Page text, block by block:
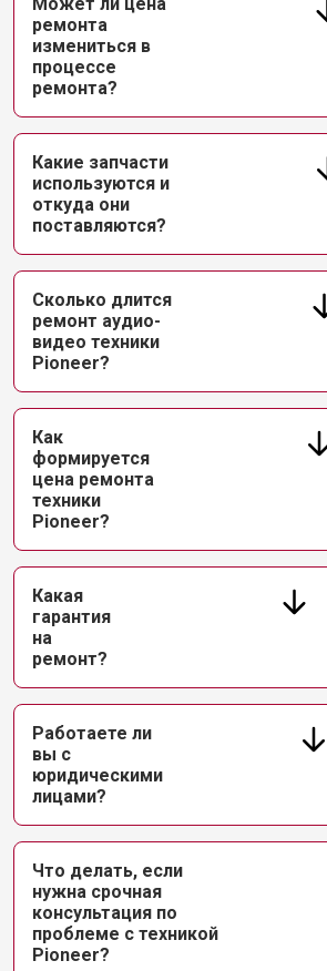
ремонта
измениться в
процессе
ремонта?
Какие запчасти
используются и
откуда они
поставляются?
Сколько длится
ремонт аудио-
видео техники
Pioneer?
Как
формируется
цена ремонта
техники
Pioneer?
Какая
гарантия
на
ремонт?
Работаете ли
вы с
юридическими
лицами?
Что делать, если
нужна срочная
консультация по
проблеме с техникой
Pioneer?